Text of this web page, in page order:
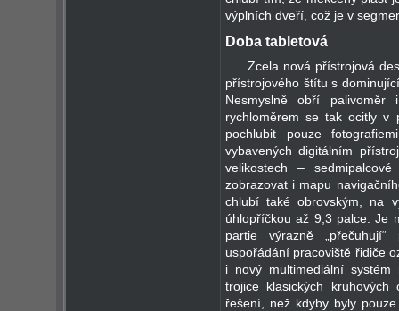
výplních dveří, což je v
Doba tabletová
Zcela nová přístrojová
přístrojového štítu s
Nesmyslně obří
rychloměrem se tak ocitly v
pochlubit pouze
vybavených digitálním
velikostech –
zobrazovat i mapu
chlubí také obrovským, na
úhlopříčkou až 9,3 palce. Je
partie výrazně
uspořádání pracoviště řidiče
i nový multimediální
trojice klasických
řešení, než kdyby byly